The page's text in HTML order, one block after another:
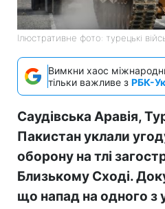
Ілюстративне фото: турецькі
Вимкни хаос
тільки важливе з РБК-
Саудівська Аравія,
Пакистан уклали
оборону на тлі
Близькому Сході.
що напад на одного з